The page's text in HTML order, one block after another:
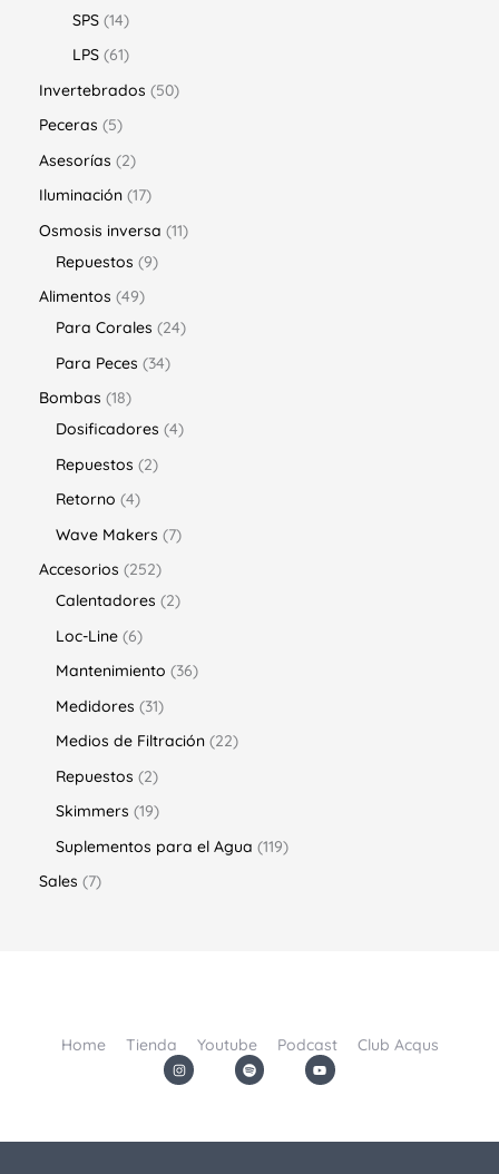
SPS 14
LPS 61
Invertebrados
50
Peceras
5
Asesorías
2
Iluminación 17
Osmosis inversa 11
Repuestos
9
Alimentos 49
Para Corales
24
Para Peces
34
Bombas 18
Dosificadores 4
Repuestos
2
Retorno 4
Wave Makers
7
Accesorios
252
Calentadores
2
Loc-Line 6
Mantenimiento
36
Medidores
31
Medios de Filtración 22
Repuestos
2
Skimmers 19
Suplementos para el Agua 119
Sales
7
Home Tienda Youtube Podcast Club Acqus
I
n
s
r
S
p
o
y
Y
o
u
e